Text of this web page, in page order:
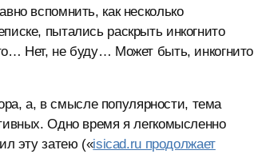
вспомнить, как несколько
пытались раскрыть инкогнито
Нет, не буду… Может быть, инкогнито
а, в смысле популярности, тема
Одно время я легкомысленно
эту затею («isicad.ru продолжает